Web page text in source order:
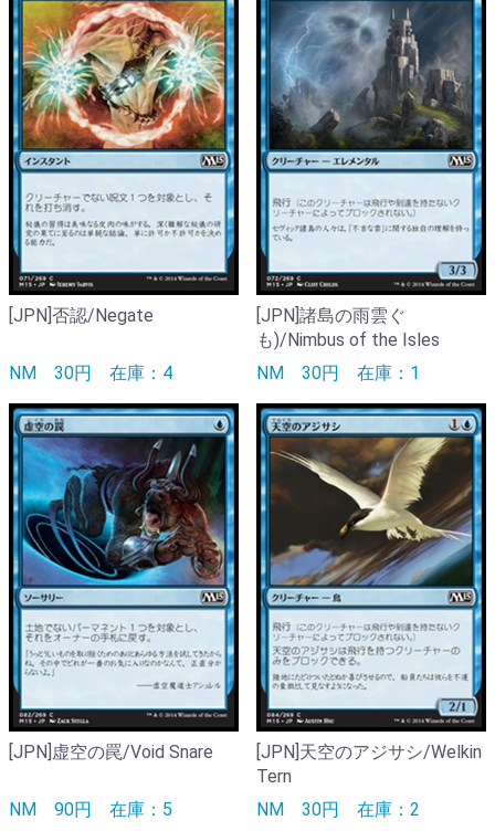
[JPN]否認/Negate
NM 30円 在庫：4
[JPN]諸島の雨雲ぐ
も)/Nimbus of the Isles
NM 30円 在庫：1
[JPN]虚空の罠/Void Snare
NM 90円 在庫：5
[JPN]天空のアジサシ/Welkin
Tern
NM 30円 在庫：2